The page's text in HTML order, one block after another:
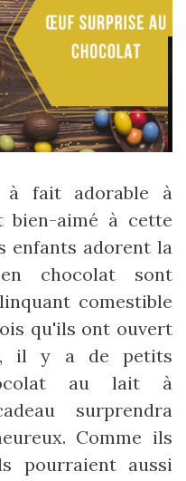
à fait adorable à
bien-aimé à cette
enfants adorent la
chocolat sont
comestible
qu'ils ont ouvert
il y a de petits
au lait à
surprendra
Comme ils
pourraient aussi